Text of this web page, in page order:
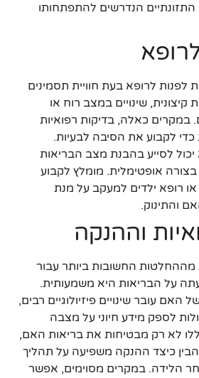
הנדרשים להתפתחותו
לפנות לרופא בעת חוויית תסמינים
קיצונית, שינויים במצב רוח או
במקרים כאלה, בדיקות רפואיות
כדי לקבוע את הסיבה לבעיות.
לסייע בהבנת מצב הבריאות
אופטימלית. מומלץ לקבוע
רופא ילדים למעקב על מנת
והתינוק.
וההנקה
החשובות ביותר עבור
על הבריאות היא משמעותית.
עובר שינויים פיזיולוגיים רבים,
לספק מידע חיוני על מצבה
לא רק מבטיחות את בריאות האם,
כיצד ההנקה משפיעה על תהליך
הלידה. במקרים מסוימים, אפשר